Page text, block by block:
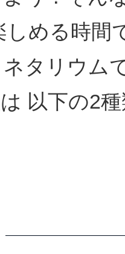
しめる時間
タリウム
以下の2